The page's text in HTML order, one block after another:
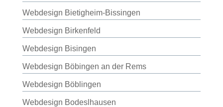
Webdesign Bietigheim-Bissingen
Webdesign Birkenfeld
Webdesign Bisingen
Webdesign Böbingen an der Rems
Webdesign Böblingen
Webdesign Bodeslhausen